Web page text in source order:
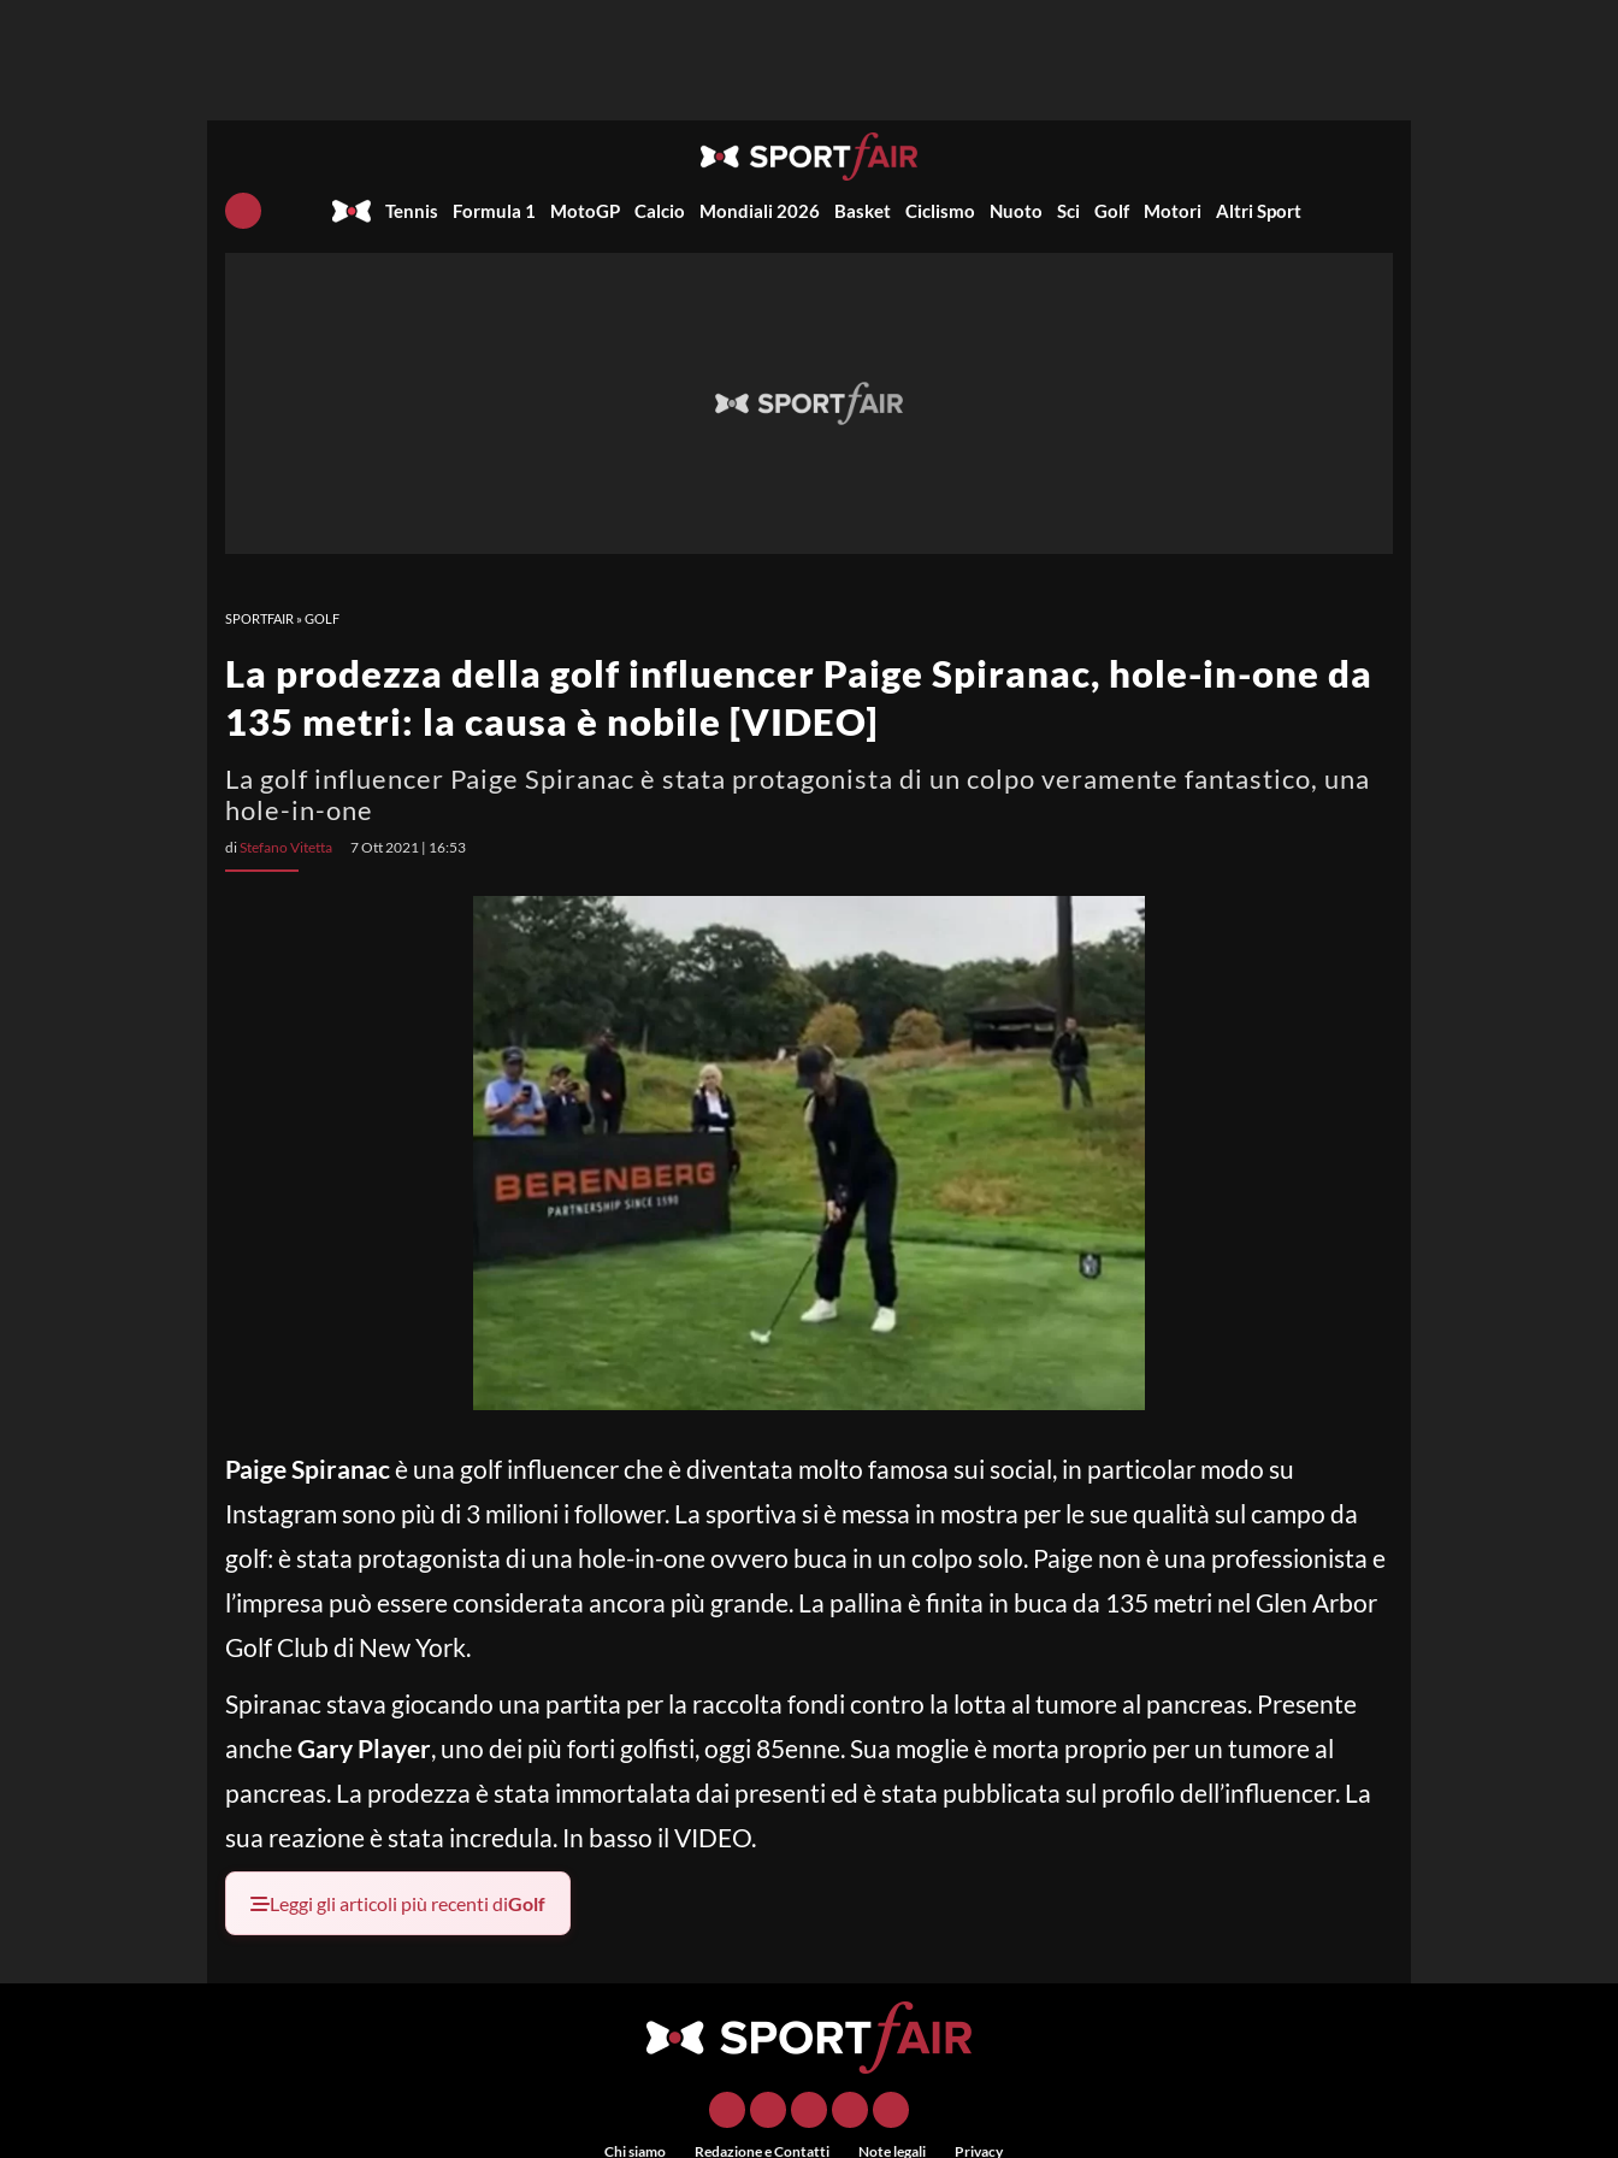
Tennis Formula 1 MotoGP Calcio Mondiali 2026 Basket Ciclismo Nuoto Sci Golf Motori Altri Sport
SPORTFAIR »GOLF
La prodezza della golf influencer Paige Spiranac, hole-in-one da
135 metri: la causa è nobile [VIDEO]
La golf influencer Paige Spiranac è stata protagonista di un colpo veramente fantastico, una
hole-in-one
diStefano Vitetta 7 Ott 2021 | 16:53
Paige Spiranacè una golf influencer che è diventata molto famosa sui social, in particolar modo su
Instagram sono più di 3 milioni i follower. La sportiva si è messa in mostra per le sue qualità sul campo da
golf: è stata protagonista di una hole-in-one ovvero buca in un colpo solo. Paige non è una professionista e
l’impresa può essere considerata ancora più grande. La pallina è finita in buca da 135 metri nel Glen Arbor
Golf Club di New York.
Spiranac stava giocando una partita per la raccolta fondi contro la lotta al tumore al pancreas. Presente
ancheGary Player, uno dei più forti golfisti, oggi 85enne. Sua moglie è morta proprio per un tumore al
pancreas. La prodezza è stata immortalata dai presenti ed è stata pubblicata sul profilo dell’influencer. La
sua reazione è stata incredula. In basso il VIDEO.
Leggi gli articoli più recenti diGolf
Chi siamo Redazione e Contatti Note legali Privacy